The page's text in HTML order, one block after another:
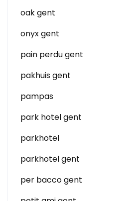
oak gent
onyx gent
pain perdu gent
pakhuis gent
pampas
park hotel gent
parkhotel
parkhotel gent
per bacco gent